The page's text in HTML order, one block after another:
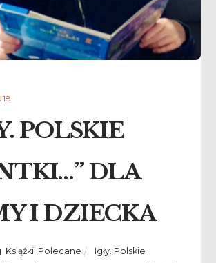
POLSKIE
DLA
I DZIECKA
Książki, Polecane
Igły. Polskie